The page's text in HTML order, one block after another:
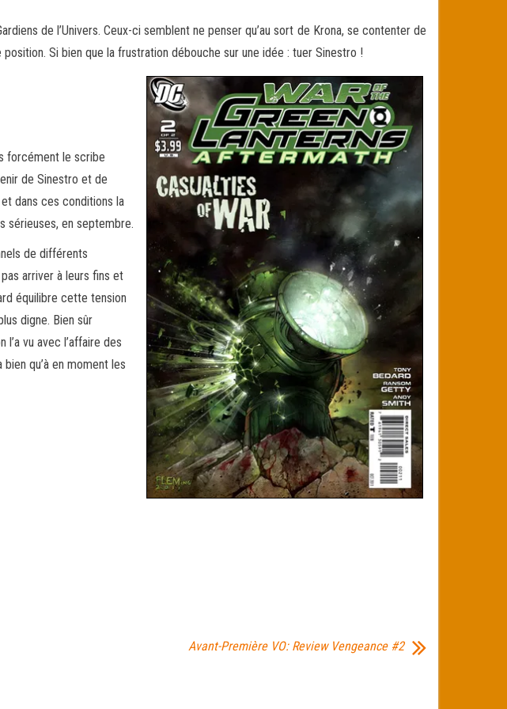
de l’Univers. Ceux-ci semblent ne penser qu’au sort de Krona, se contenter de
position. Si bien que la frustration débouche sur une idée : tuer Sinestro !
forcément le scribe
de Sinestro et de
dans ces conditions la
sérieuses, en septembre.
de différents
arriver à leurs fins et
équilibre cette tension
digne. Bien sûr
vu avec l’affaire des
qu’à en moment les
Avant-Première VO: Review Vengeance #2